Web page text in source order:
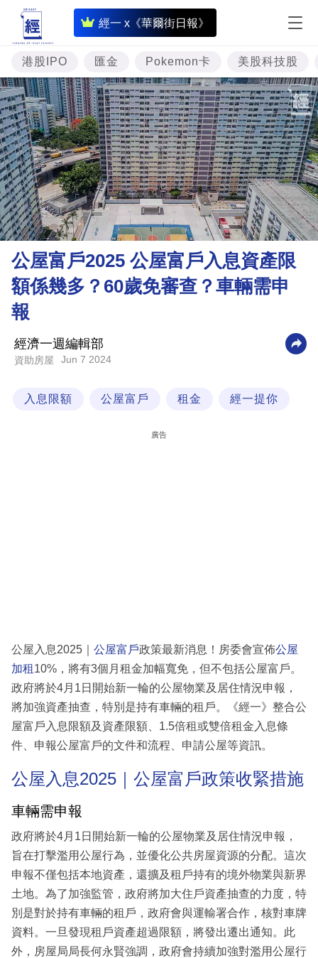
經一 x《華爾街日報》
即
時
財
經
專
題
投
資
樓
市
理
財
商
科
技
港股IPO 匯金 Pokemon卡 美股科技股
公屋富戶2025 公屋富戶入息資產限
額係幾多？60歲免審查？車輛需申
報
經濟一週編輯部
資助房屋 Jun 7 2024
入息限額 公屋富戶 租金 經一提你
廣告
公屋入息2025｜ 公屋富戶政策最新消息！房委會宣佈公屋
加租 10%，將有3個月租金加幅寬免，但不包括公屋富戶。
政府將於4月1日開始新一輪的公屋物業及居住情況申報，
將加強資產抽查，特別是持有車輛的租戶。《經一》整合公
屋富戶入息限額及資產限額、1.5倍租或雙倍租金入息條
件、申報公屋富戶的文件和流程、申請公屋等資訊。
公屋入息2025｜公屋富戶政策收緊措施
車輛需申報
政府將於4月1日開始新一輪的公屋物業及居住情況申報，
旨在打擊濫用公屋行為，並優化公共房屋資源的分配。這次
申報不僅包括本地資產，還擴及租戶持有的境外物業與新界
土地。為了加強監管，政府將加大住戶資產抽查的力度，特
別是對於持有車輛的租戶，政府會與運輸署合作，核對車牌
資料。一旦發現租戶資產超過限額，將發出遷出通知。此
外，房屋局局長何永賢強調，政府會持續加強對濫用公屋行